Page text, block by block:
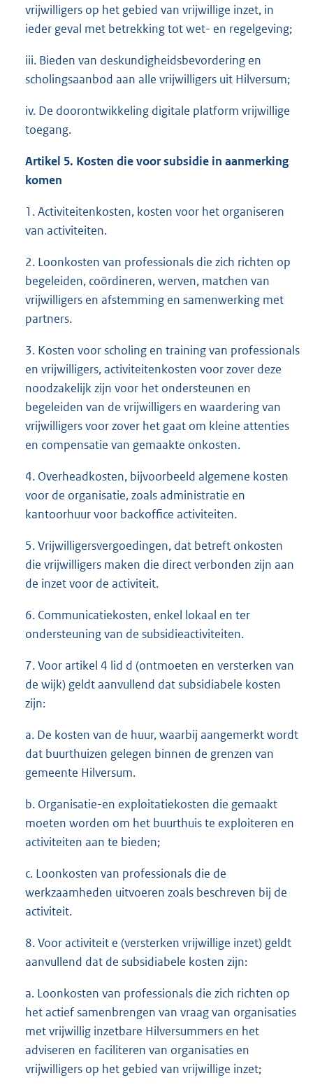
vrijwilligers op het gebied van vrijwillige inzet, in
ieder geval met betrekking tot wet- en regelgeving;
iii. Bieden van deskundigheidsbevordering en
scholingsaanbod aan alle vrijwilligers uit Hilversum;
iv. De doorontwikkeling digitale platform vrijwillige
toegang.
Artikel 5. Kosten die voor subsidie in aanmerking
komen
1. Activiteitenkosten, kosten voor het organiseren
van activiteiten.
2. Loonkosten van professionals die zich richten op
begeleiden, coördineren, werven, matchen van
vrijwilligers en afstemming en samenwerking met
partners.
3. Kosten voor scholing en training van professionals
en vrijwilligers, activiteitenkosten voor zover deze
noodzakelijk zijn voor het ondersteunen en
begeleiden van de vrijwilligers en waardering van
vrijwilligers voor zover het gaat om kleine attenties
en compensatie van gemaakte onkosten.
4. Overheadkosten, bijvoorbeeld algemene kosten
voor de organisatie, zoals administratie en
kantoorhuur voor backoffice activiteiten.
5. Vrijwilligersvergoedingen, dat betreft onkosten
die vrijwilligers maken die direct verbonden zijn aan
de inzet voor de activiteit.
6. Communicatiekosten, enkel lokaal en ter
ondersteuning van de subsidieactiviteiten.
7. Voor artikel 4 lid d (ontmoeten en versterken van
de wijk) geldt aanvullend dat subsidiabele kosten
zijn:
a. De kosten van de huur, waarbij aangemerkt wordt
dat buurthuizen gelegen binnen de grenzen van
gemeente Hilversum.
b. Organisatie-en exploitatiekosten die gemaakt
moeten worden om het buurthuis te exploiteren en
activiteiten aan te bieden;
c. Loonkosten van professionals die de
werkzaamheden uitvoeren zoals beschreven bij de
activiteit.
8. Voor activiteit e (versterken vrijwillige inzet) geldt
aanvullend dat de subsidiabele kosten zijn:
a. Loonkosten van professionals die zich richten op
het actief samenbrengen van vraag van organisaties
met vrijwillig inzetbare Hilversummers en het
adviseren en faciliteren van organisaties en
vrijwilligers op het gebied van vrijwillige inzet;